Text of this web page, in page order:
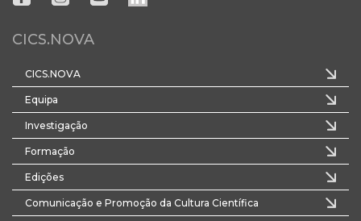
CICS.NOVA
CICS.NOVA
Equipa
Investigação
Formação
Edições
Comunicação e Promoção da Cultura Científica